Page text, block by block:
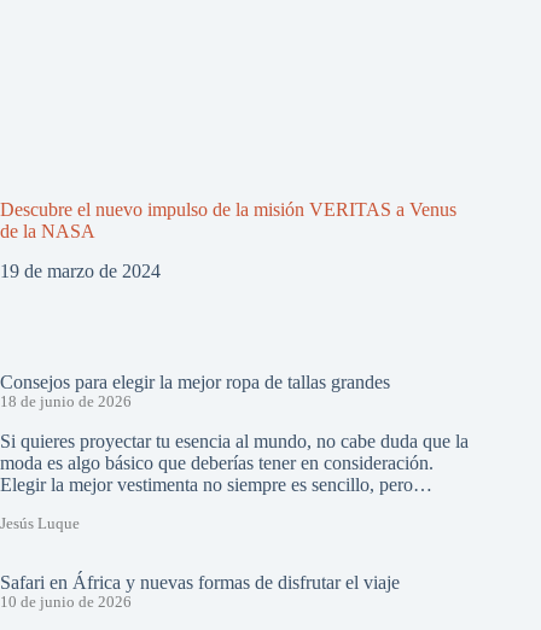
Descubre el nuevo impulso de la misión VERITAS a Venus
de la NASA
19 de marzo de 2024
Consejos para elegir la mejor ropa de tallas grandes
18 de junio de 2026
Si quieres proyectar tu esencia al mundo, no cabe duda que la
moda es algo básico que deberías tener en consideración.
Elegir la mejor vestimenta no siempre es sencillo, pero…
Jesús Luque
Safari en África y nuevas formas de disfrutar el viaje
10 de junio de 2026